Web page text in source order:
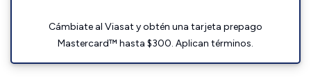
Cámbiate al Viasat y obtén una tarjeta prepago
Mastercard™ hasta $300. Aplican términos.